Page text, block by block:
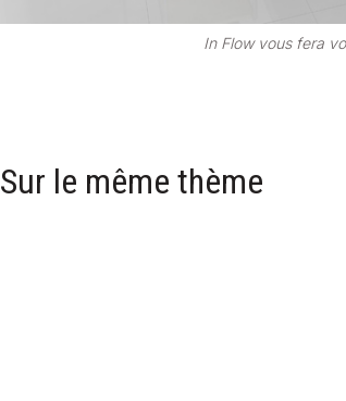
In Flow vous fera
Sur le même thème